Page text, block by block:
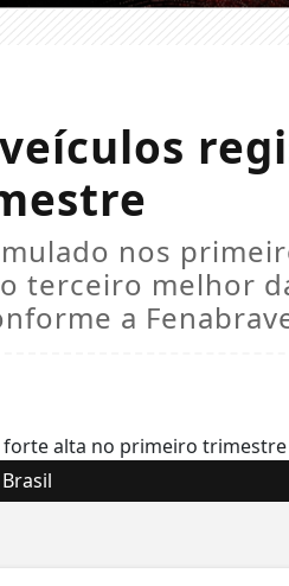
nos
terceiro melhor
a